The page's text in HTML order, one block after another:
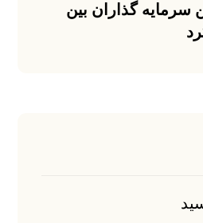
سرمایه گذاران بین